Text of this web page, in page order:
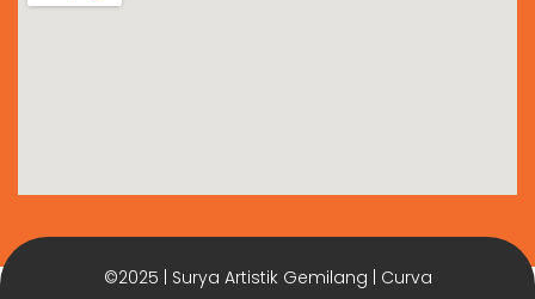
©2025 | Surya Artistik Gemilang | Curva